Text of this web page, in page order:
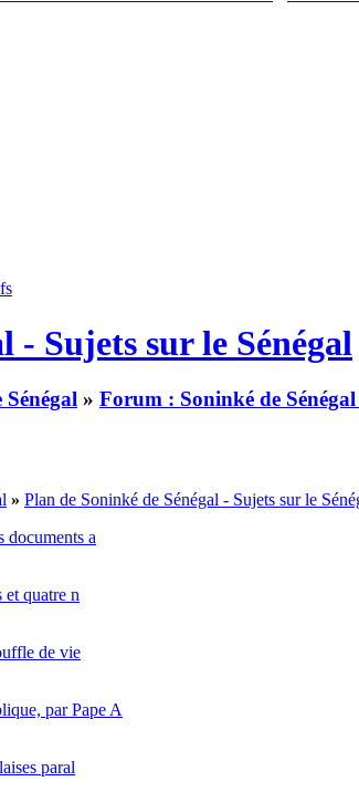
- Sujets sur le Sénégal
Sénégal » Forum : Soninké de
» Plan de Soninké de Sénégal - Sujets sur le
documents a
quatre n
de vie
par Pape A
paral